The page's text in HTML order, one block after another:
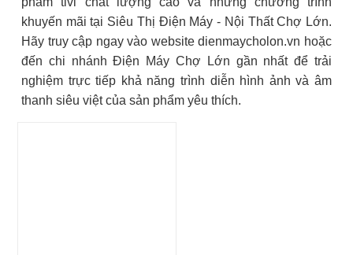
khuyến mãi tại Siêu Thị Điện Máy - Nội Thất Chợ Lớn.
Hãy truy cập ngay vào website dienmaycholon.vn hoặc
đến chi nhánh Điện Máy Chợ Lớn gần nhất để trải
nghiệm trực tiếp khả năng trình diễn hình ảnh và âm
thanh siêu việt của sản phẩm yêu thích.